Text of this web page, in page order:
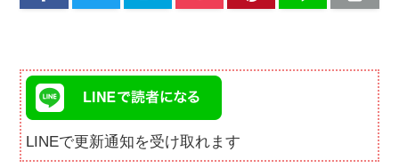
LINEで更新通知を受け取れます